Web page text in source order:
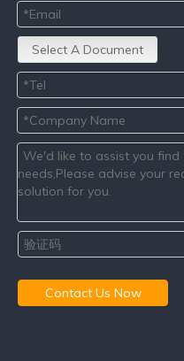
Select A Document
Contact Us Now